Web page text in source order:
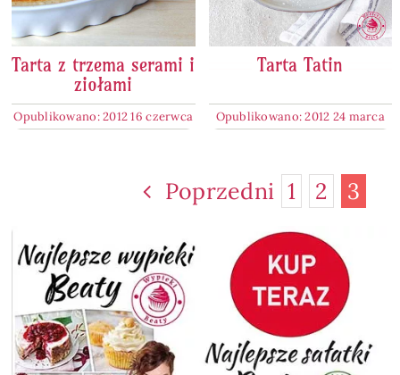
Tarta z trzema serami i
ziołami
Opublikowano: 2012 16 czerwca
Tarta Tatin
Opublikowano: 2012 24 marca
Poprzedni 1 2 3